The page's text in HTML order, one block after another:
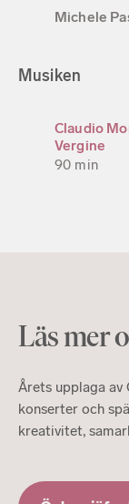
Michele
Musiken
Claudio
Vergine
90 min
Läs mer
Årets upplaga av
konserter och
kreativitet,